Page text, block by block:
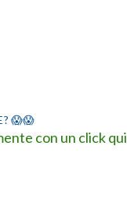
😱😱
con un click qui